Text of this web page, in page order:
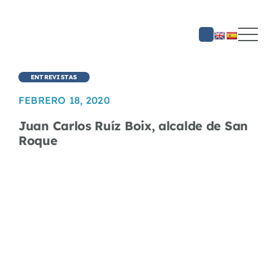
ENTREVISTAS
FEBRERO 18, 2020
Juan Carlos Ruíz Boix, alcalde de San
Roque